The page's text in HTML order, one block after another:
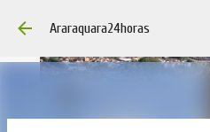
Pular para o
Araraquara24horas